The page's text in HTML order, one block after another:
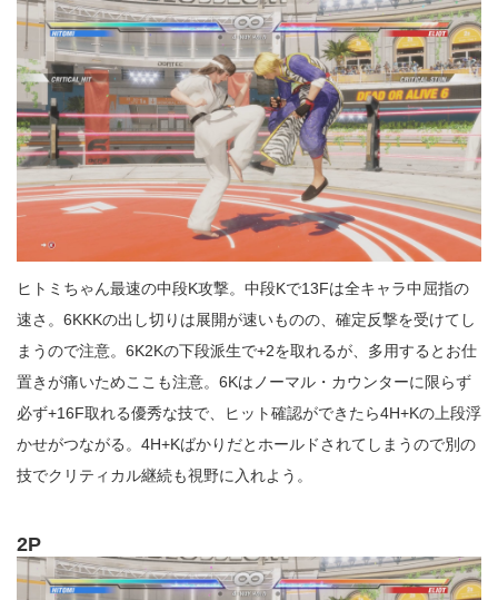
ヒトミちゃん最速の中段K攻撃。中段Kで13Fは全キャラ中屈指の
速さ。6KKKの出し切りは展開が速いものの、確定反撃を受けてし
まうので注意。6K2Kの下段派生で+2を取れるが、多用するとお仕
置きが痛いためここも注意。6Kはノーマル・カウンターに限らず
必ず+16F取れる優秀な技で、ヒット確認ができたら4H+Kの上段浮
かせがつながる。4H+Kばかりだとホールドされてしまうので別の
技でクリティカル継続も視野に入れよう。
2P